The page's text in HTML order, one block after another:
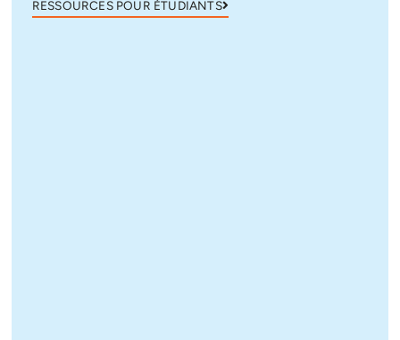
RESSOURCES POUR ÉTUDIANTS